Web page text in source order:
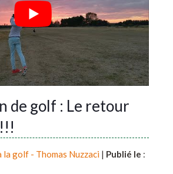
de golf : Le retour
la golf - Thomas Nuzzaci | Publié le :